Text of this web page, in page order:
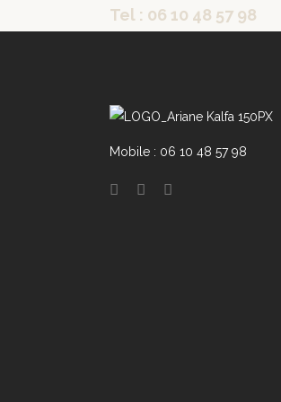
Tel : 06 10 48 57 98
Mobile : 06 10 48 57 98